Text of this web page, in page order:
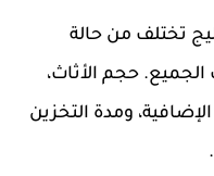
تختلف من حالة
حجم الأثاث،
ومدة التخزين